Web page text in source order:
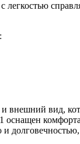
и внешний вид,
оснащен